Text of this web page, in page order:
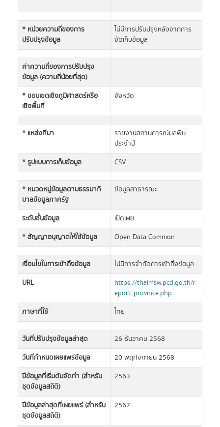
* หน่วยความถี่ของการ
ปรับปรุงข้อมูล
ไม่มีการปรับปรุงหลังจากการ
จัดเก็บข้อมูล
ค่าความถี่ของการปรับปรุง
ข้อมูล (ความถี่น้อยที่สุด)
* ขอบเขตเชิงภูมิศาสตร์หรือ
เชิงพื้นที่
จังหวัด
* แหล่งที่มา
รายงานสถานการณ์มลพิษ
ประจำปี
* รูปแบบการเก็บข้อมูล
CSV
* หมวดหมู่ข้อมูลตามธรรมาภิ
บาลข้อมูลภาครัฐ
ข้อมูลสาธารณะ
ระดับชั้นข้อมูล
เปิดเผย
* สัญญาอนุญาตให้ใช้ข้อมูล
Open Data Common
เงื่อนไขในการเข้าถึงข้อมูล
ไม่มีการจำกัดการเข้าถึงข้อมูล
URL
https://thaimsw.pcd.go.th/r
eport_province.php
ภาษาที่ใช้
ไทย
วันที่ปรับปรุงข้อมูลล่าสุด
26 ธันวาคม 2568
วันที่กำหนดเผยแพร่ข้อมูล
20 พฤศจิกายน 2568
ปีข้อมูลที่เริ่มต้นจัดทำ (สำหรับ
ชุดข้อมูลสถิติ)
2563
ปีข้อมูลล่าสุดที่เผยแพร่ (สำหรับ
ชุดข้อมูลสถิติ)
2567